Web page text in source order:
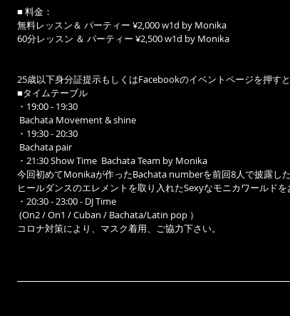
■ 料金：
無料レッスン＆ パーティー ¥2,000 w1d by Monika
60分レッスン ＆ パーティー ¥2,500 w1d by Monika
25歳以下身分証提示もしくはFacebookのイベントページを押す
■タイムテーブル
・19:00 - 19:30
Bachata Movement & shine
・19:30 - 20:30
Bachata pair
・21:30 Show Time  Bachata Team by Monika
今回初めてMonikaが作ったBachata numberを前回8人で披露し
ヒールダンスのエレメントを取り入れたSexyなモニカワールドを
・20:30 - 23:00 - DJ Time
(On2 / On1 / Cuban / Bachata/Latin pop ）
コロナ対策により、マスク着用、ご協力下さい。